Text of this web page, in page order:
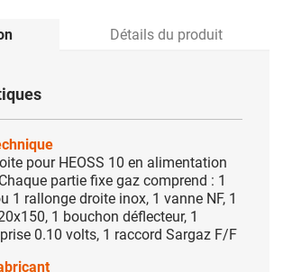
Détails du produit
pour HEOSS 10 en alimentation
partie fixe gaz comprend : 1
1 rallonge droite inox, 1 vanne NF, 1
1 bouchon déflecteur, 1
0.10 volts, 1 raccord Sargaz F/F